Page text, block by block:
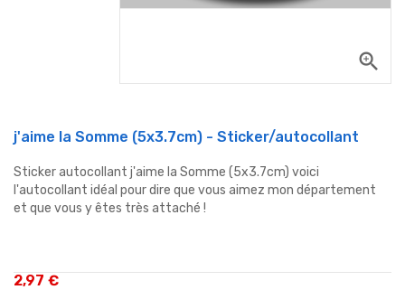
zoom_in
j'aime la Somme (5x3.7cm) - Sticker/autocollant
Sticker autocollant j'aime la Somme (5x3.7cm) voici
l'autocollant idéal pour dire que vous aimez mon département
et que vous y êtes très attaché !
2,97 €